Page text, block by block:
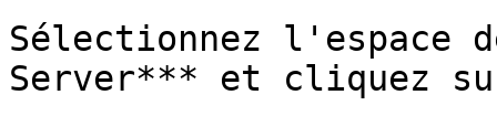
Sélectionnez l'espace
Server*** et cliquez